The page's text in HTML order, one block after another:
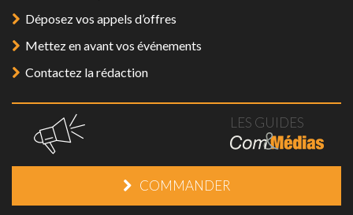
Déposez vos appels d’offres
Mettez en avant vos événements
Contactez la rédaction
LES GUIDES
COMMANDER